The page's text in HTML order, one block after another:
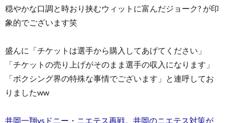
穏やかな口調と時おり挟むウィットに富んだジョーク? が印
象的でございます笑
盛んに「チケットは選手から購入してあげてください」
「チケットの売り上げがそのまま選手の収入になります」
「ボクシング界の特殊な事情でございます」と連呼してお
りましたww
井岡一翔vsドニー・ニエテス再戦。井岡のニエテス対策が